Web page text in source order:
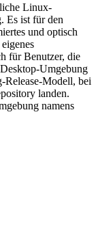
Linux-
Es ist für den
und optisch
für Benutzer, die
Umgebung
Release-Modell, bei
landen.
namens